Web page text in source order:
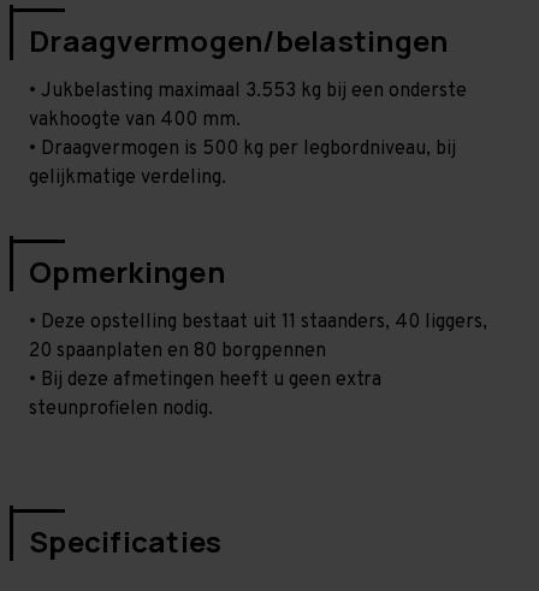
Draagvermogen/belastingen
• Jukbelasting maximaal 3.553 kg bij een onderste
vakhoogte van 400 mm.
• Draagvermogen is 500 kg per legbordniveau, bij
gelijkmatige verdeling.
Opmerkingen
• Deze opstelling bestaat uit 11 staanders, 40 liggers,
20 spaanplaten en 80 borgpennen
• Bij deze afmetingen heeft u geen extra
steunprofielen nodig.
Specificaties